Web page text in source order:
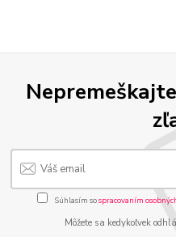
Súhlasím sospracovaním
Môžete sa kedykoľvek